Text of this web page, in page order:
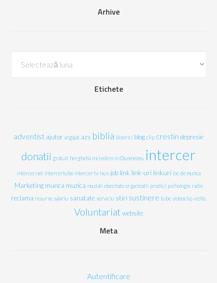
Arhive
Etichete
adventist ajutor angajat azs biblia biserici blog clip crestin depresie
donatii gratuit herghelia incredere in Dumnezeu intercer
intercer.net intercertube intercer tv Isus job link link-uri linkuri loc de munca
Marketing munca muzica noutati obezitate organizatii predici psihologie radio
reclama resurse salariu sanatate serviciu stiri sustinere tube videoclip vizite
Voluntariat website
Meta
Autentificare